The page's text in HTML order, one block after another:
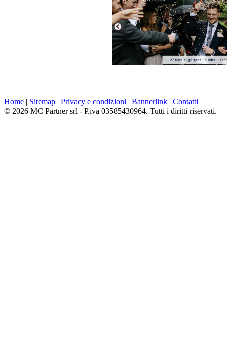
Home | Sitemap | Privacy e condizioni | Bannerlink | Contatti
© 2026 MC Partner srl - P.iva 03585430964. Tutti i diritti riservati.